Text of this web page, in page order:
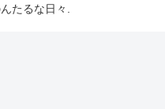
たるな日々.